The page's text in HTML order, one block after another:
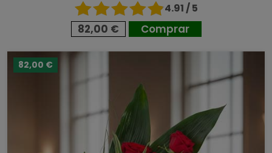
4.91 / 5
82,00 € Comprar
82,00 €